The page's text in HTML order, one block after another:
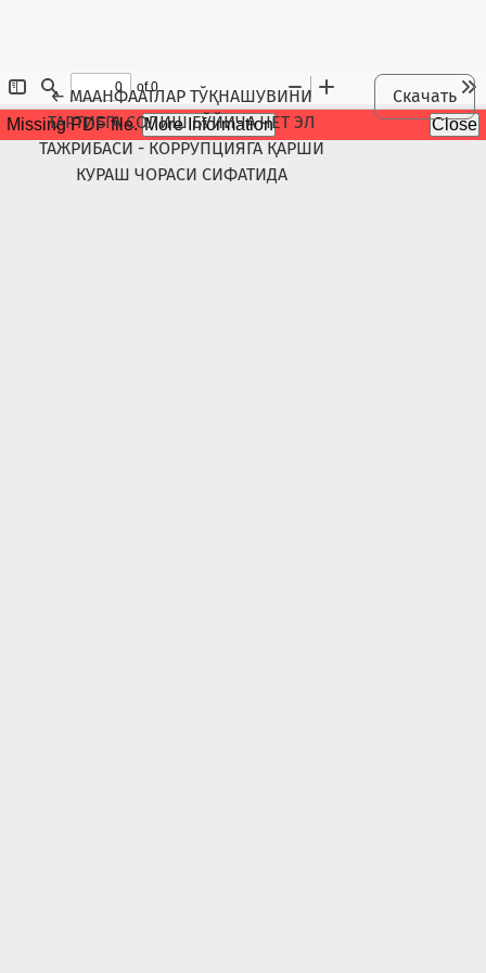
← Maqola tafsilotlariga qaytish
МААНФААТЛАР ТЎҚНАШУВИНИ
ТАРТИБГА СОЛИШ БЎЙИЧА ЧЕТ ЭЛ
ТАЖРИБАСИ - КОРРУПЦИЯГА ҚАРШИ
КУРАШ ЧОРАСИ СИФАТИДА
Скачать